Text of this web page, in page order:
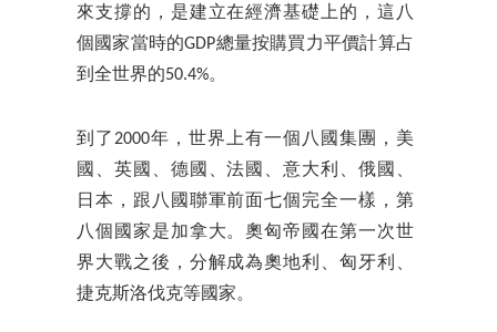
來支撐的，是建立在經濟基礎上的，這八
個國家當時的GDP總量按購買力平價計算占
到全世界的50.4%。
到了2000年，世界上有一個八國集團，美
國、英國、德國、法國、意大利、俄國、
日本，跟八國聯軍前面七個完全一樣，第
八個國家是加拿大。奧匈帝國在第一次世
界大戰之後，分解成為奧地利、匈牙利、
捷克斯洛伐克等國家。